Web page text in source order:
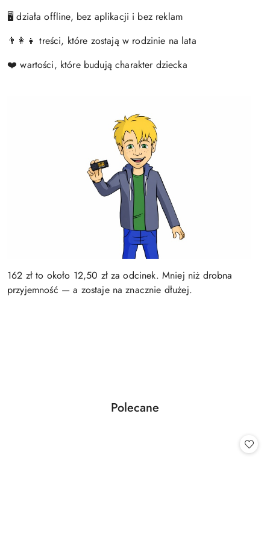
🖥 działa offline, bez aplikacji i bez reklam
👨‍👩‍👧 treści, które zostają w rodzinie na lata
❤️ wartości, które budują charakter dziecka
162 zł to około 12,50 zł za odcinek. Mniej niż drobna
przyjemność — a zostaje na znacznie dłużej.
Pomiń karuzelę produktów
Produkty
Polecane